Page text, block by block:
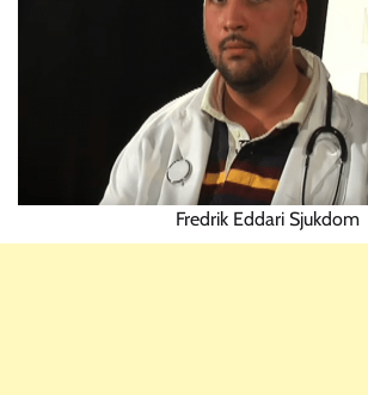
Fredrik Eddari Sjukdom